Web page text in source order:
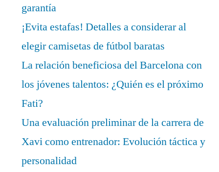
garantía
¡Evita estafas! Detalles a considerar al
elegir camisetas de fútbol baratas
La relación beneficiosa del Barcelona con
los jóvenes talentos: ¿Quién es el próximo
Fati?
Una evaluación preliminar de la carrera de
Xavi como entrenador: Evolución táctica y
personalidad